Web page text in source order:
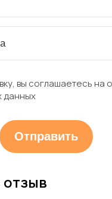
вы соглашаетесь на
данных